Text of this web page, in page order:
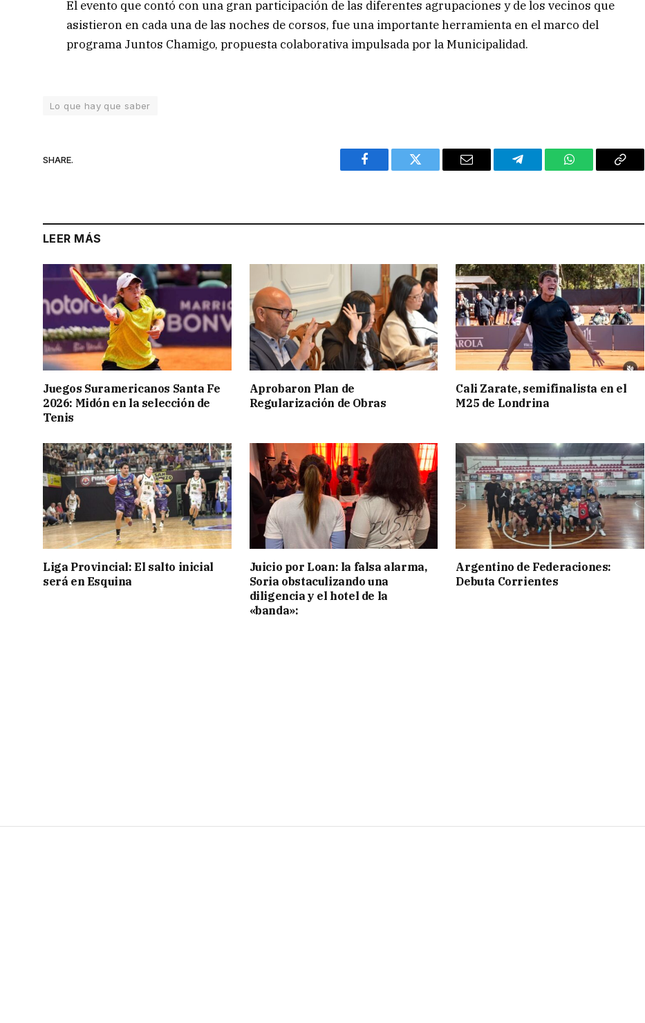
El evento que contó con una gran participación de las diferentes agrupaciones y de los vecinos que
asistieron en cada una de las noches de corsos, fue una importante herramienta en el marco del
programa Juntos Chamigo, propuesta colaborativa impulsada por la Municipalidad.
Lo que hay que saber
SHARE.
Facebook Twitter Email Telegram WhatsAppCopy
LEER MÁS
Juegos Suramericanos Santa Fe
2026: Midón en la selección de
Tenis
Aprobaron Plan de
Regularización de Obras
Cali Zarate, semifinalista en el
M25 de Londrina
Liga Provincial: El salto inicial
será en Esquina
Juicio por Loan: la falsa alarma,
Soria obstaculizando una
diligencia y el hotel de la
«banda»:
Argentino de Federaciones:
Debuta Corrientes